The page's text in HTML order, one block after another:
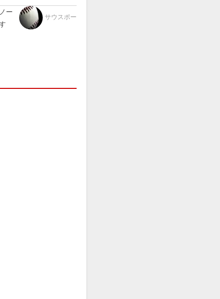
サウスポー
ー